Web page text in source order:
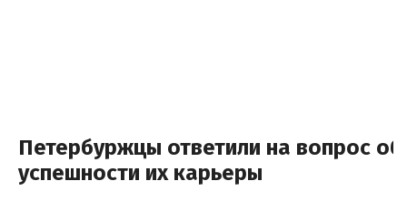
Петербуржцы ответили на вопрос об
успешности их карьеры